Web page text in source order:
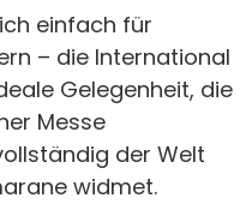
einfach für
– die International
Gelegenheit, die
Messe
der Welt
widmet.